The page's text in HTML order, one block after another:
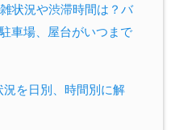
状況や渋滞時間は？バ
車場、屋台がいつまで
を日別、時間別に解